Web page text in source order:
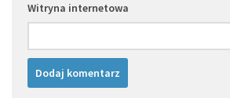
Witryna internetowa